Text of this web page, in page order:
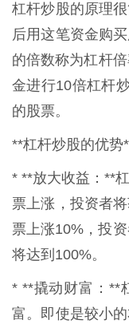
杠杆炒股的原理
后用这笔资金购
的倍数称为杠杆
金进行10倍杠杆
的股票。
**杠杆炒股的优势
* **放大收益：**
票上涨，投资者
票上涨10%，投
将达到100%。
* **撬动财富：**
富。即使是较小